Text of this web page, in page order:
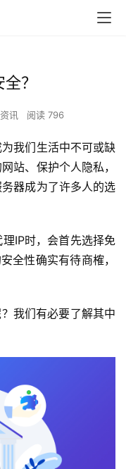
？
讯 阅读 796
我们生活中不可或缺
站、保护个人隐私，
器成为了许多人的选
IP时，会首先选择免
全性确实有待商榷，
我们有必要了解其中